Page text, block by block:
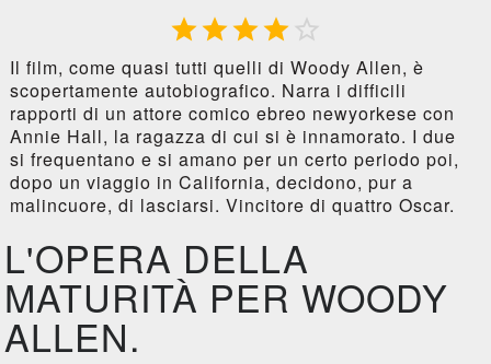
 
Il film, come quasi tutti quelli di Woody Allen, è
scopertamente autobiografico. Narra i difficili
rapporti di un attore comico ebreo newyorkese con
Annie Hall, la ragazza di cui si è innamorato. I due
si frequentano e si amano per un certo periodo poi,
dopo un viaggio in California, decidono, pur a
malincuore, di lasciarsi. Vincitore di quattro Oscar.
L'OPERA DELLA
MATURITÀ PER WOODY
ALLEN.